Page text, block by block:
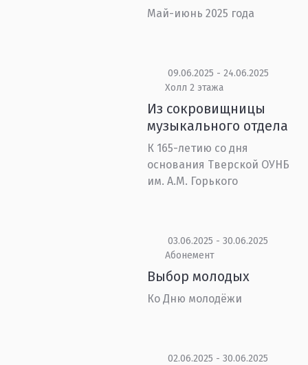
Май-июнь 2025 года
09.06.2025 - 24.06.2025
Холл 2 этажа
Из сокровищницы
музыкального отдела
К 165-летию со дня
основания Тверской ОУНБ
им. А.М. Горького
03.06.2025 - 30.06.2025
Абонемент
Выбор молодых
Ко Дню молодёжи
02.06.2025 - 30.06.2025